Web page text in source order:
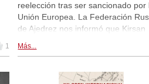
1
reelección tras ser sancionado por
Unión Europea. La Federación
de Ajedrez nos informó que Kirsan
Ilyumzhinov, quien ocupó la
presidencia de la FIDE durante 23
candidato. Y justo cuando
Más...